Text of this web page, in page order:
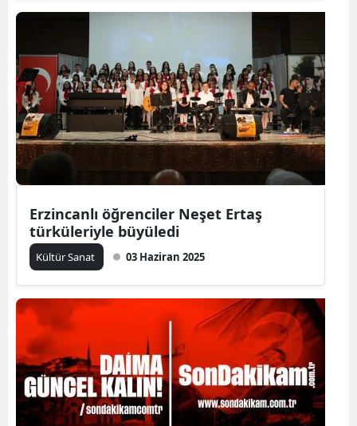
Erzincanlı öğrenciler Neşet Ertaş
türküleriyle büyüledi
Kültür Sanat 03 Haziran 2025